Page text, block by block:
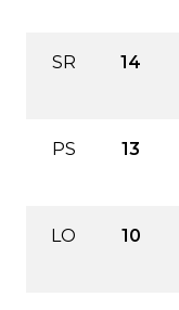
SR 14
PS 13
LO 10